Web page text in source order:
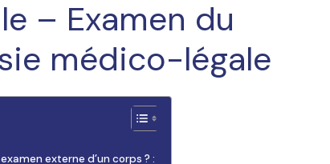
– Examen du
médico-légale
externe d’un corps ? :